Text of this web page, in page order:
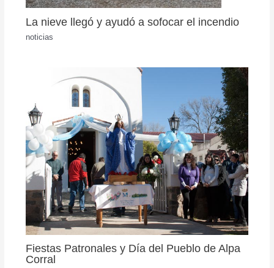
La nieve llegó y ayudó a sofocar el incendio
noticias
Fiestas Patronales y Día del Pueblo de Alpa
Corral